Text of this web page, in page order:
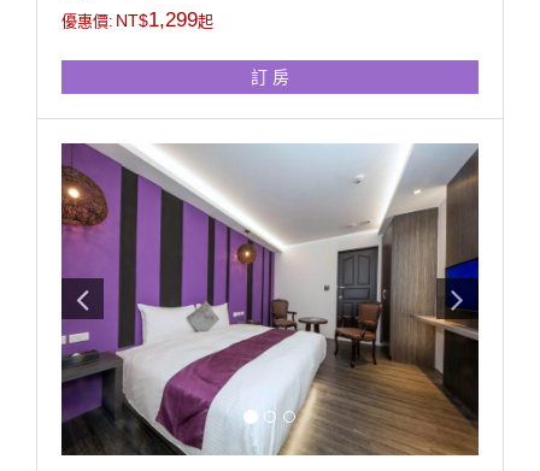
優惠價: NT$1,299起
訂 房